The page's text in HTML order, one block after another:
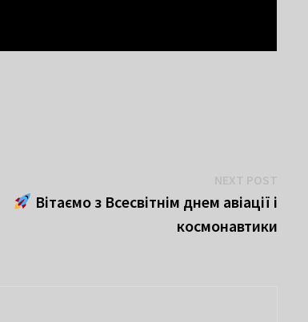
post:
Вітаємо з Всесвітнім днем авіації і
космонавтики